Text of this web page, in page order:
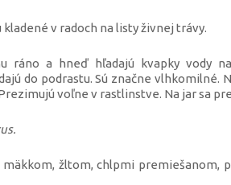
kladené v radoch na listy živnej trávy.
ráno a hneď hľadajú kvapky vody
do podrastu. Sú značne vlhkomilné.
voľne v rastlinstve. Na jar sa
žltom, chlpmi premiešanom,